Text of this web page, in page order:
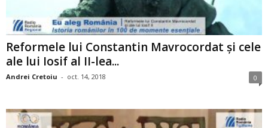
Reformele lui Constantin Mavrocordat şi cele
ale lui Iosif al II-lea...
Andrei Cretoiu - oct. 14, 2018 0